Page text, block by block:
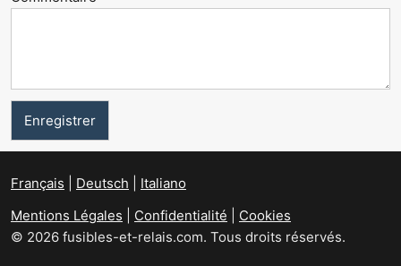
Français Deutsch
Italiano
Mentions Légales
Confidentialité
Cookies
© 2026 fusibles-et-relais.com. Tous droits réservés.